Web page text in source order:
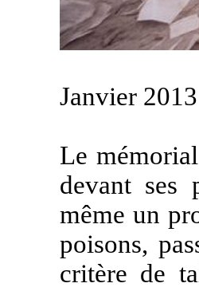
Janvier
Le
devant ses
même un
poisons,
critère de